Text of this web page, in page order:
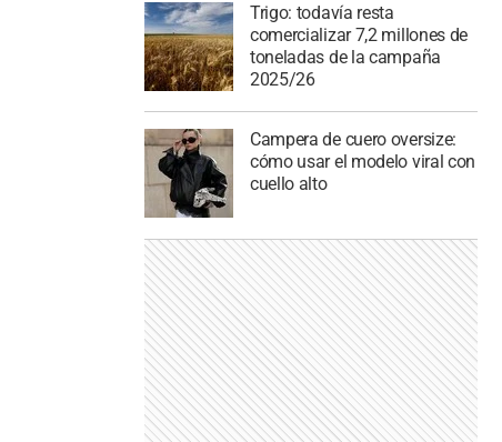
Trigo: todavía resta
comercializar 7,2 millones de
toneladas de la campaña
2025/26
Campera de cuero oversize:
cómo usar el modelo viral con
cuello alto